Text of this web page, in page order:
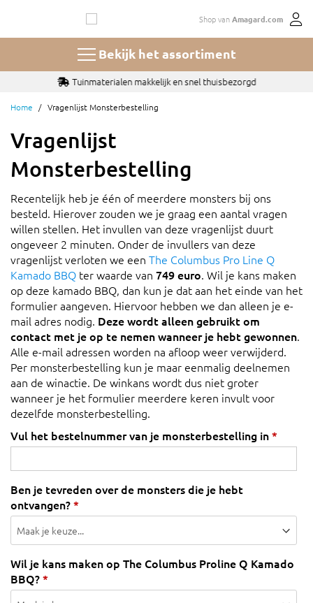
de
Shop vanAmagard.com
Bekijk het assortiment
Tuinmaterialen makkelijk en snel thuisbezorgd
Home Vragenlijst Monsterbestelling
Vragenlijst
Monsterbestelling
Recentelijk heb je één of meerdere monsters bij ons
besteld. Hierover zouden we je graag een aantal vragen
willen stellen. Het invullen van deze vragenlijst duurt
ongeveer 2 minuten. Onder de invullers van deze
vragenlijst verloten we een The Columbus Pro Line Q
Kamado BBQ ter waarde van 749 euro. Wil je kans maken
op deze kamado BBQ, dan kun je dat aan het einde van het
formulier aangeven. Hiervoor hebben we dan alleen je e-
mail adres nodig. Deze wordt alleen gebruikt om
contact met je op te nemen wanneer je hebt gewonnen.
Alle e-mail adressen worden na afloop weer verwijderd.
Per monsterbestelling kun je maar eenmalig deelnemen
aan de winactie. De winkans wordt dus niet groter
wanneer je het formulier meerdere keren invult voor
dezelfde monsterbestelling.
Vul het bestelnummer van je monsterbestelling in*
Ben je tevreden over de monsters die je hebt
ontvangen?*
Wil je kans maken op The Columbus Proline Q Kamado
BBQ?*